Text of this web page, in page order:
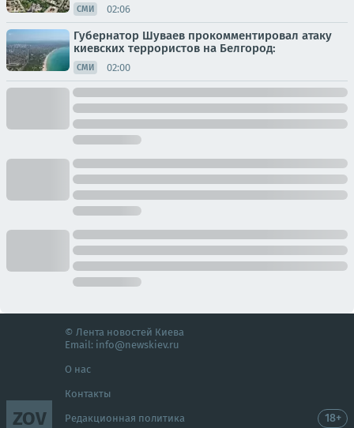
СМИ 02:06
Губернатор Шуваев прокомментировал атаку
киевских террористов на Белгород:
СМИ 02:00
ZOV
© Лента новостей Киева
Email: info@newskiev.ru
О нас
Контакты
Редакционная политика 18+